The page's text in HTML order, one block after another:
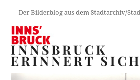
Der Bilderblog aus dem Stadtarchiv/
INNSBRUCK
ERINNERT SICH